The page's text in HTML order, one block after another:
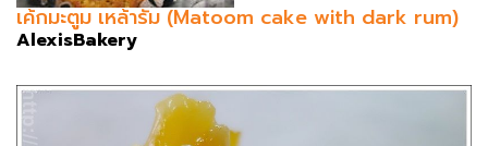
เค้กมะตูม เหล้ารัม (Matoom cake with dark rum)
AlexisBakery